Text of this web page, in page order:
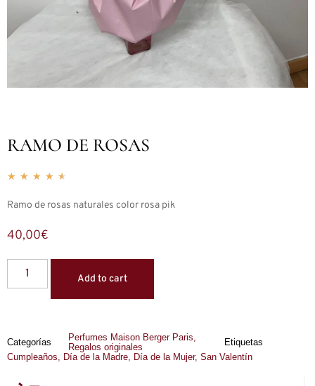
RAMO DE ROSAS
★ ★ ★ ★ ★
Ramo de rosas naturales color rosa pik
40,00€
Add to cart
Categorías Perfumes Maison Berger Paris
Regalos originales
Etiquetas
Cumpleaños
Día de la Madre Día de la Mujer, San Valentín